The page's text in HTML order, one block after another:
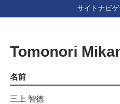
サイトナビ
Tomonori
名前
三上 智徳